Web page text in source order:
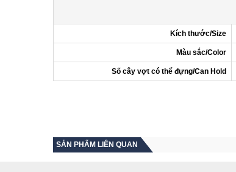
Kích thước/Size
Màu sắc/Color
Số cây vợt có thể đựng/Can Hold
SẢN PHẨM LIÊN QUAN